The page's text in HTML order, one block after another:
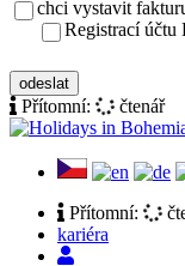
chci vystavit
Registrací účtu
odeslat
Přítomní:
čtenář
Přítomní:
kariéra